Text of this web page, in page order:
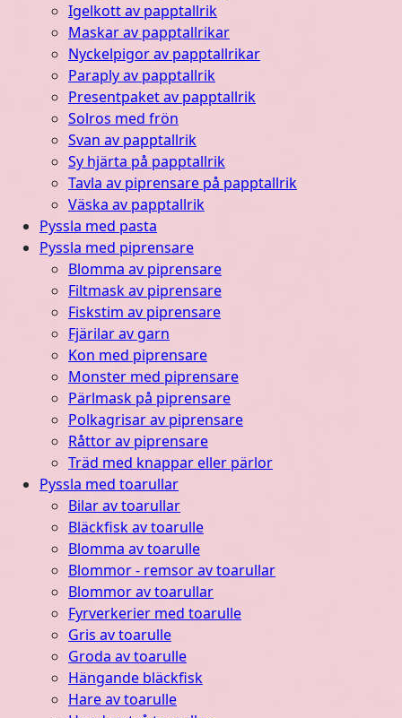
Igelkott av papptallrik
Maskar av papptallrikar
Nyckelpigor av papptallrikar
Paraply av papptallrik
Presentpaket av papptallrik
Solros med frön
Svan av papptallrik
Sy hjärta på papptallrik
Tavla av piprensare på papptallrik
Väska av papptallrik
Pyssla med pasta
Pyssla med piprensare
Blomma av piprensare
Filtmask av piprensare
Fiskstim av piprensare
Fjärilar av garn
Kon med piprensare
Monster med piprensare
Pärlmask på piprensare
Polkagrisar av piprensare
Råttor av piprensare
Träd med knappar eller pärlor
Pyssla med toarullar
Bilar av toarullar
Bläckfisk av toarulle
Blomma av toarulle
Blommor - remsor av toarullar
Blommor av toarullar
Fyrverkerier med toarulle
Gris av toarulle
Groda av toarulle
Hängande bläckfisk
Hare av toarulle